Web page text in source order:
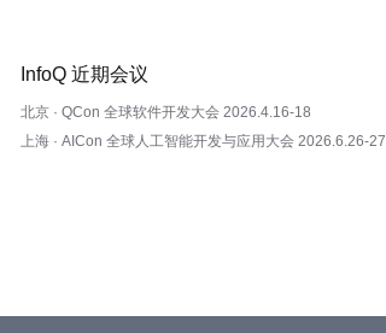
InfoQ 近期会议
北京 · QCon 全球软件开发大会 2026.4.16-18
上海 · AICon 全球人工智能开发与应用大会 2026.6.26-27